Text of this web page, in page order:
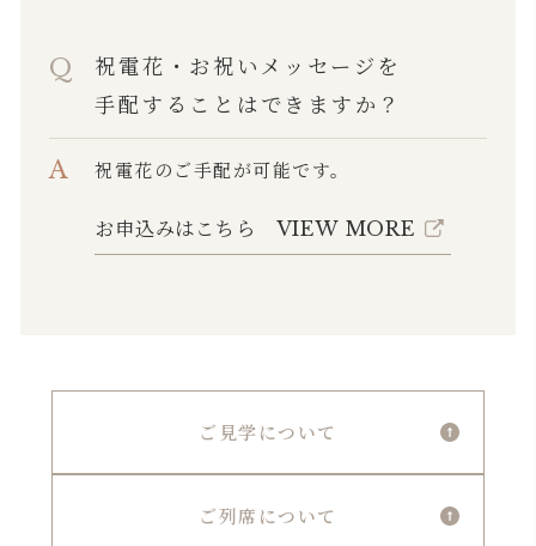
祝電花・お祝いメッセージを
手配することはできますか？
祝電花のご手配が可能です。
お申込みはこちら VIEW MORE
ご見学について
ご列席について